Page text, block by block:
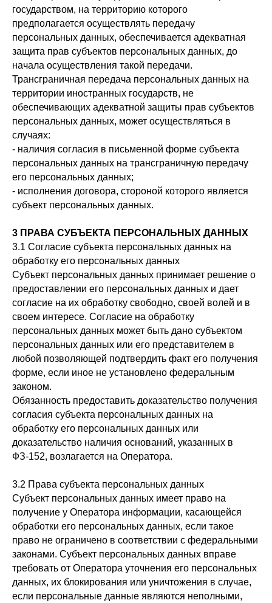
государством, на территорию которого
предполагается осуществлять передачу
персональных данных, обеспечивается адекватная
защита прав субъектов персональных данных, до
начала осуществления такой передачи.
Трансграничная передача персональных данных на
территории иностранных государств, не
обеспечивающих адекватной защиты прав субъектов
персональных данных, может осуществляться в
случаях:
- наличия согласия в письменной форме субъекта
персональных данных на трансграничную передачу
его персональных данных;
- исполнения договора, стороной которого является
субъект персональных данных.
3 ПРАВА СУБЪЕКТА ПЕРСОНАЛЬНЫХ ДАННЫХ
3.1 Согласие субъекта персональных данных на
обработку его персональных данных
Субъект персональных данных принимает решение о
предоставлении его персональных данных и дает
согласие на их обработку свободно, своей волей и в
своем интересе. Согласие на обработку
персональных данных может быть дано субъектом
персональных данных или его представителем в
любой позволяющей подтвердить факт его получения
форме, если иное не установлено федеральным
законом.
Обязанность предоставить доказательство получения
согласия субъекта персональных данных на
обработку его персональных данных или
доказательство наличия оснований, указанных в
ФЗ-152, возлагается на Оператора.
3.2 Права субъекта персональных данных
Субъект персональных данных имеет право на
получение у Оператора информации, касающейся
обработки его персональных данных, если такое
право не ограничено в соответствии с федеральными
законами. Субъект персональных данных вправе
требовать от Оператора уточнения его персональных
данных, их блокирования или уничтожения в случае,
если персональные данные являются неполными,